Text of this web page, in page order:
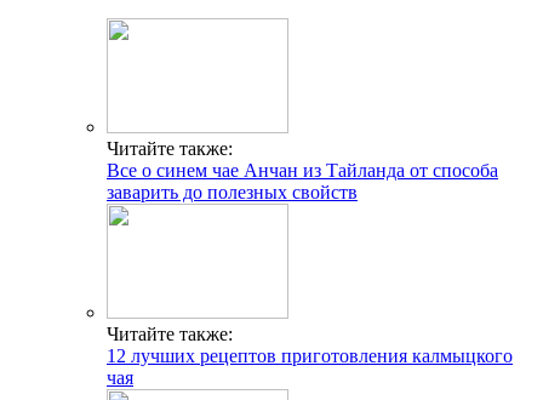
Читайте также:
Все о синем чае Анчан из Тайланда от способа
заварить до полезных свойств
Читайте также:
12 лучших рецептов приготовления калмыцкого
чая